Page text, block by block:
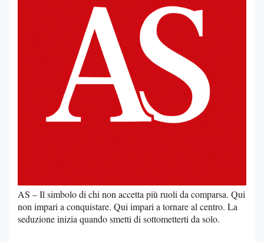
AS – Il simbolo di chi non accetta più ruoli da comparsa. Qui
non impari a conquistare. Qui impari a tornare al centro. La
seduzione inizia quando smetti di sottometterti da solo.